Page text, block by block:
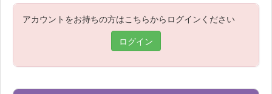
アカウントをお持ちの方はこちらからログインください
ログイン